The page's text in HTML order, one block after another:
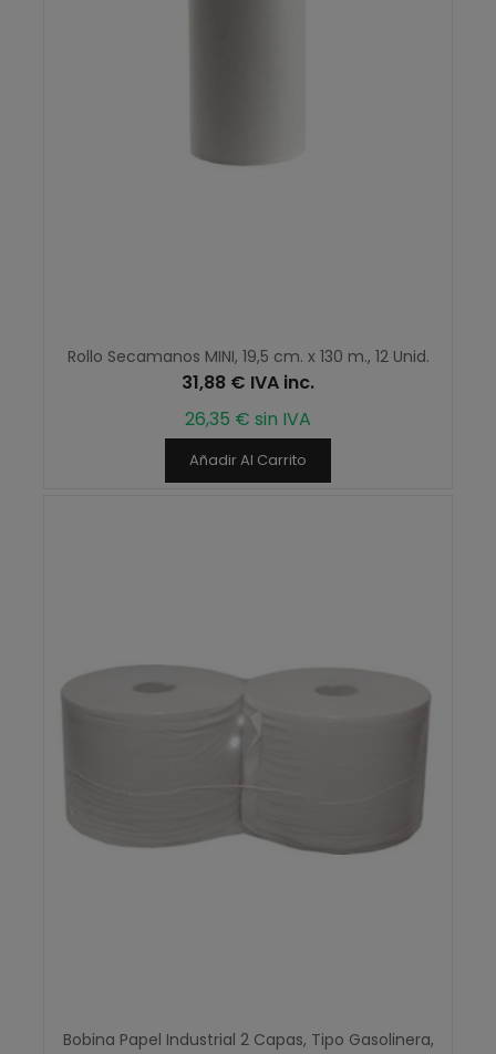
Rollo Secamanos MINI, 19,5 cm. x 130 m., 12 Unid.
31,88 € IVA inc.
26,35 € sin IVA
Añadir Al Carrito
Bobina Papel Industrial 2 Capas, Tipo Gasolinera,